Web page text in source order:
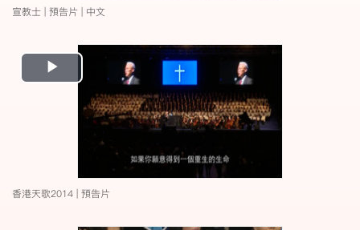
宣教士 | 預告片 | 中文
Play
Video
香港天歌2014 | 預告片